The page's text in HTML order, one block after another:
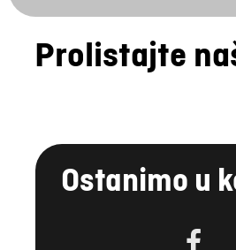
Prolistajte
Ostanimo u